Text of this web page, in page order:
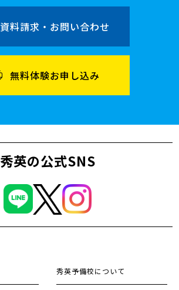
資料請求・お問い合わせ
無料体験お申し込み
秀英の公式SNS
秀英予備校について